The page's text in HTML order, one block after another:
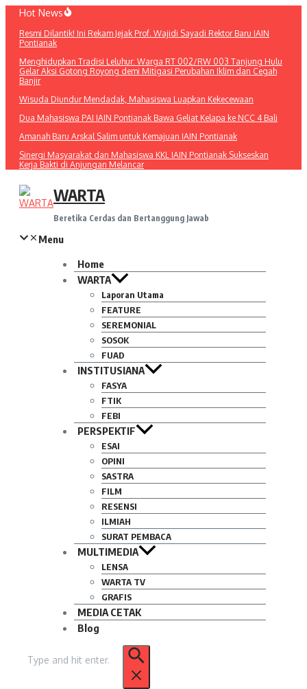
Lewati
konten
Hot News
Resmi Dilantik! Ini Rekam Jejak Prof. Wajidi Sayadi Rektor Baru IAIN
Pontianak
Menghidupkan Tradisi Leluhur: Warga RT 002/RW 003 Tanjung Hulu
Gelar Aksi Gotong Royong demi Mitigasi Perubahan Iklim dan Cegah
Banjir
Wisuda Diundur Mendadak, Mahasiswa Luapkan Kekecewaan
Dua Mahasiswa PAI IAIN Pontianak Bawa Geliat Kelapa ke NCC 4 Bali
Amanah Baru Arskal Salim untuk Kemajuan IAIN Pontianak
Sinergi Masyarakat dan Mahasiswa KKL IAIN Pontianak Sukseskan
Kerja Bakti di Anjungan Melancar
WARTA
Beretika Cerdas dan Bertanggung Jawab
Menu
Home
WARTA
Laporan Utama
FEATURE
SEREMONIAL
SOSOK
FUAD
INSTITUSIANA
FASYA
FTIK
FEBI
PERSPEKTIF
ESAI
OPINI
SASTRA
FILM
RESENSI
ILMIAH
SURAT PEMBACA
MULTIMEDIA
LENSA
WARTA TV
GRAFIS
MEDIA CETAK
Blog
untuk: